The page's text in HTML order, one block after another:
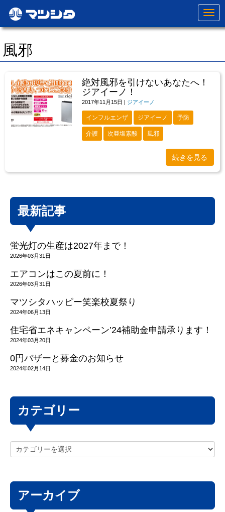
N
a
v
t
風邪
絶対風邪を引けないあなたへ！
ジアイーノ！
2017年11月15日 | ジアイーノ
インフルエンザ ジアイーノ 予防
介護 次亜塩素酸 風邪
続きを見る
最新記事
蛍光灯の生産は2027年まで！
2026年03月31日
エアコンはこの夏前に！
2026年03月31日
マツシタハッピー笑楽校夏祭り
2024年06月13日
住宅省エネキャンペーン’24補助金申請承ります！
2024年03月20日
0円バザーと募金のお知らせ
2024年02月14日
カテゴリー
アーカイブ